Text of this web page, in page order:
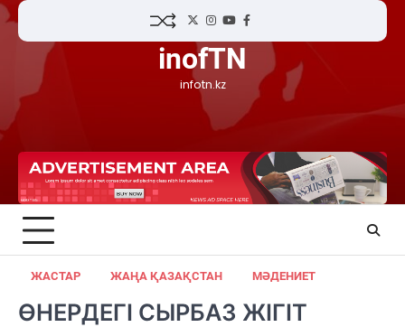
Skip
content
TwitterInstagram
YouTubeFacebook
inofTN
infotn.kz
ЖАСТАР ЖАҢА ҚАЗАҚСТАН МӘДЕНИЕТ
ӨНЕРДЕГІ СЫРБАЗ ЖІГІТ